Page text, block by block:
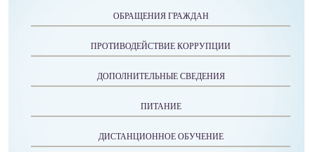
ОБРАЩЕНИЯ ГРАЖДАН
ПРОТИВОДЕЙСТВИЕ КОРРУПЦИИ
ДОПОЛНИТЕЛЬНЫЕ СВЕДЕНИЯ
ПИТАНИЕ
ДИСТАНЦИОННОЕ ОБУЧЕНИЕ